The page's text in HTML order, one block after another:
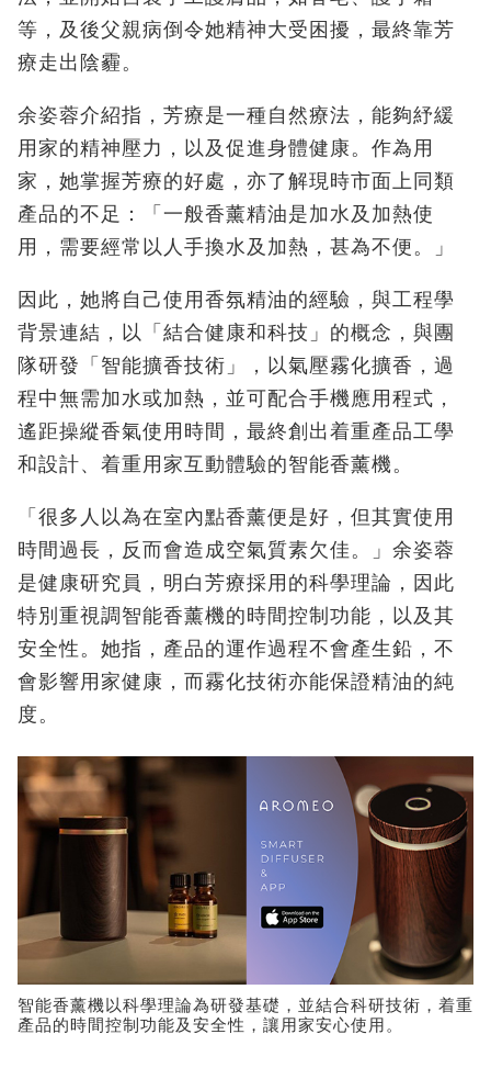
等，及後父親病倒令她精神大受困擾，最終靠芳
療走出陰霾。
余姿蓉介紹指，芳療是一種自然療法，能夠紓緩
用家的精神壓力，以及促進身體健康。作為用
家，她掌握芳療的好處，亦了解現時市面上同類
產品的不足：「一般香薰精油是加水及加熱使
用，需要經常以人手換水及加熱，甚為不便。」
因此，她將自己使用香氛精油的經驗，與工程學
背景連結，以「結合健康和科技」的概念，與團
隊研發「智能擴香技術」，以氣壓霧化擴香，過
程中無需加水或加熱，並可配合手機應用程式，
遙距操縱香氣使用時間，最終創出着重產品工學
和設計、着重用家互動體驗的智能香薰機。
「很多人以為在室內點香薰便是好，但其實使用
時間過長，反而會造成空氣質素欠佳。」余姿蓉
是健康研究員，明白芳療採用的科學理論，因此
特別重視調智能香薰機的時間控制功能，以及其
安全性。她指，產品的運作過程不會產生鉛，不
會影響用家健康，而霧化技術亦能保證精油的純
度。
智能香薰機以科學理論為研發基礎，並結合科研技術，着重
產品的時間控制功能及安全性，讓用家安心使用。